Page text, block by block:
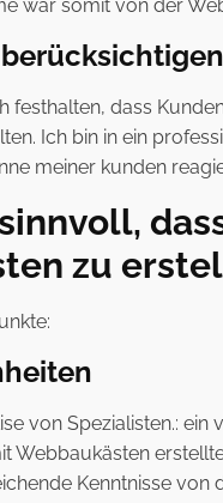
war somit von der
festhalten, dass
Ich bin in ein
meiner kunden
zu
von Spezialisten.:
Webbaukästen
Kenntnisse von